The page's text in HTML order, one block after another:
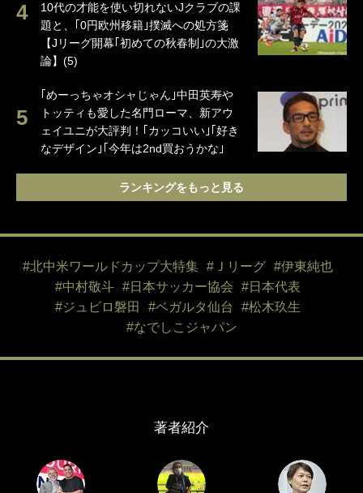
10代の才能を使い切れないJクラブの課
題と、｢0円欧州移籍｣撲滅への処方箋
【Jリーグ開幕｢初めての秋春制｣の大激
論】(5)
｢めーっちゃオシャじゃん｣中田英寿や
トッティも愛した名門ローマ、新アウ
ェイユニが大評判！｢カッコいい｣｢好き
なデザイン｣｢今年は2nd買おうかな｣
ランキングをもっと見る
#北中米ワールドカップ大特集 #Ｊリーグ
#伊東純也
#中村敬斗
#日本サッカー協会
#日本代表
#ジュビロ磐田
#ベガルタ仙台
#松木玖生
#なでしこジャパン
著者紹介